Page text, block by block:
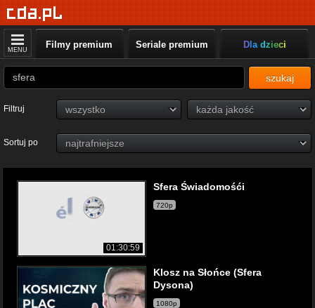
MENU Filmy premium Seriale premium Dla dzieci
szukaj
Filtruj
Sortuj po
01:30:59
Sfera Świadomośći
720p
Klosz na Słońce (Sfera
Dysona)
1080p